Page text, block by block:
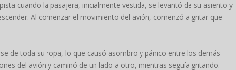
cuando la pasajera, inicialmente vestida, se levantó de su asiento y
Al comenzar el movimiento del avión, comenzó a gritar que
de toda su ropa, lo que causó asombro y pánico entre los demás
del avión y caminó de un lado a otro, mientras seguía gritando.